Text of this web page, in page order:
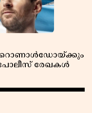
റൊണാൾഡോയ്ക്കും
പോലീസ് രേഖകൾ